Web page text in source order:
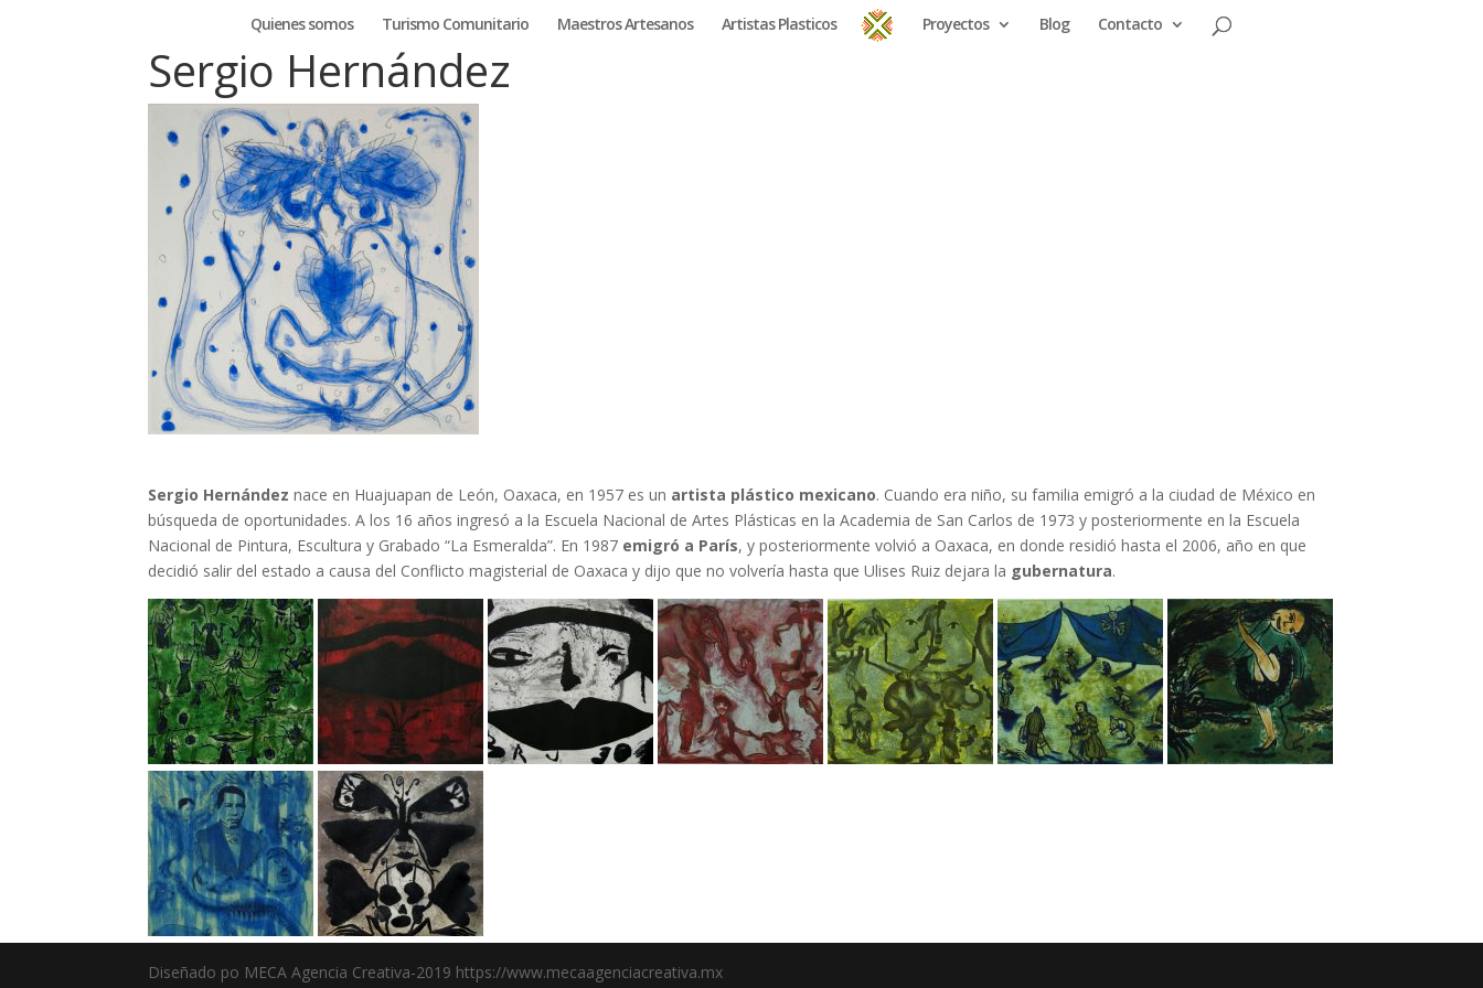
Quienes somos Turismo Comunitario Maestros Artesanos Artistas Plasticos Proyectos Blog Contacto
Sergio Hernández
Sergio Hernández nace en Huajuapan de León, Oaxaca, en 1957 es un artista plástico mexicano. Cuando era niño, su familia emigró a la ciudad de México en
búsqueda de oportunidades. A los 16 años ingresó a la Escuela Nacional de Artes Plásticas en la Academia de San Carlos de 1973 y posteriormente en la Escuela
Nacional de Pintura, Escultura y Grabado “La Esmeralda”. En 1987 emigró a París, y posteriormente volvió a Oaxaca, en donde residió hasta el 2006, año en que
decidió salir del estado a causa del Conflicto magisterial de Oaxaca y dijo que no volvería hasta que Ulises Ruiz dejara la gubernatura.
Diseñado po MECA Agencia Creativa-2019 https://www.mecaagenciacreativa.mx